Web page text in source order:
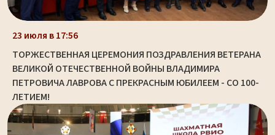
23 июля в 17:56
ТОРЖЕСТВЕННАЯ ЦЕРЕМОНИЯ ПОЗДРАВЛЕНИЯ ВЕТЕРАНА
ВЕЛИКОЙ ОТЕЧЕСТВЕННОЙ ВОЙНЫ ВЛАДИМИРА
ПЕТРОВИЧА ЛАВРОВА С ПРЕКРАСНЫМ ЮБИЛЕЕМ - СО 100-
ЛЕТИЕМ!